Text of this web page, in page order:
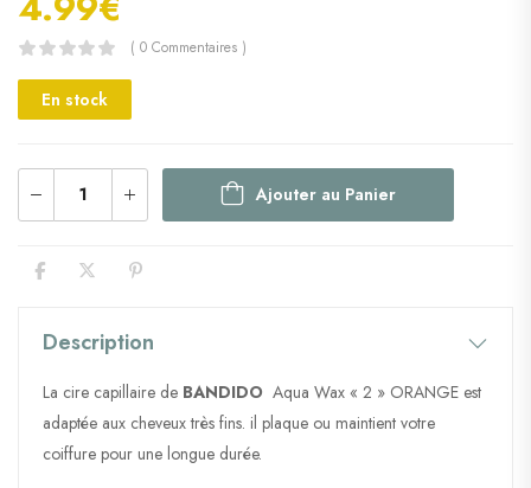
( 0 Commentaires )
En stock
Ajouter au Panier
Description
La cire capillaire de BANDIDO Aqua Wax « 2 » ORANGE est
adaptée aux cheveux très fins. il plaque ou maintient votre
coiffure pour une longue durée.